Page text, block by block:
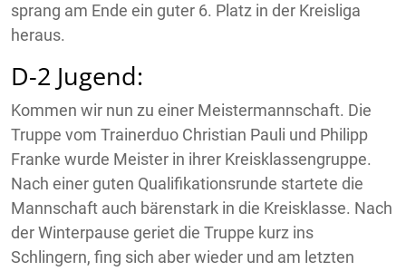
sprang am Ende ein guter 6. Platz in der Kreisliga
heraus.
D-2 Jugend:
Kommen wir nun zu einer Meistermannschaft. Die
Truppe vom Trainerduo Christian Pauli und Philipp
Franke wurde Meister in ihrer Kreisklassengruppe.
Nach einer guten Qualifikationsrunde startete die
Mannschaft auch bärenstark in die Kreisklasse. Nach
der Winterpause geriet die Truppe kurz ins
Schlingern, fing sich aber wieder und am letzten